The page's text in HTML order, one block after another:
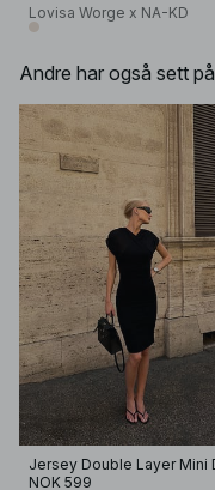
Lovisa Worge x NA-KD
Andre har også sett på
NOK 599